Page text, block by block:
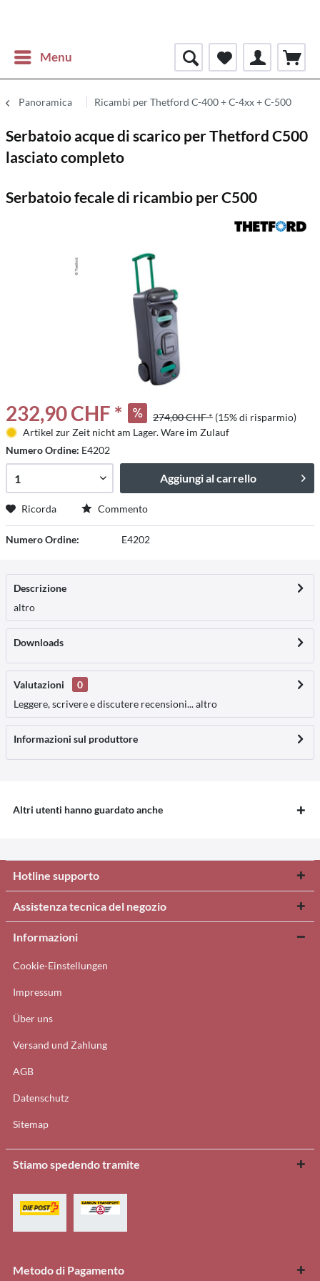
Menu
Panoramica Ricambi per Thetford C-400 + C-4xx + C-500
Serbatoio acque di scarico per Thetford C500
lasciato completo
Serbatoio fecale di ricambio per C500
232,90 CHF * 274,00 CHF * (15% di risparmio)
Artikel zur Zeit nicht am Lager. Ware im Zulauf
Numero Ordine: E4202
Aggiungi al carrello
Ricorda Commento
Numero Ordine: E4202
Descrizione
altro
Downloads
Valutazioni
0
Leggere, scrivere e discutere recensioni...altro
Informazioni sul produttore
Altri utenti hanno guardato anche
Hotline supporto
Assistenza tecnica del negozio
Informazioni
Cookie-Einstellungen
Impressum
Über uns
Versand und Zahlung
AGB
Datenschutz
Sitemap
Stiamo spedendo tramite
Metodo di Pagamento